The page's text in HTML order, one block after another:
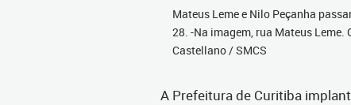
Mateus Leme e Nilo Peçanha
28. -Na imagem, rua Mateus
Castellano / SMCS
A Prefeitura de Curitiba